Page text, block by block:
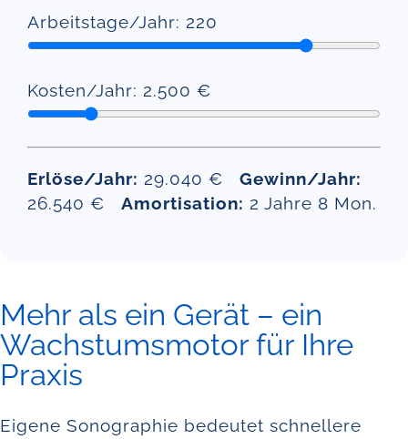
Arbeitstage/Jahr: 220
Kosten/Jahr: 2.500 €
Erlöse/Jahr: 29.040 € Gewinn/Jahr:
26.540 € Amortisation: 2 Jahre 8 Mon.
Mehr als ein Gerät – ein
Wachstumsmotor für Ihre
Praxis
Eigene Sonographie bedeutet schnellere